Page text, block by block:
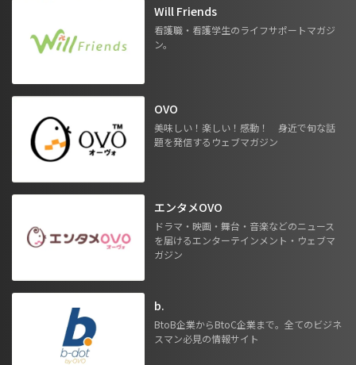
Will Friends
看護職・看護学生のライフサポートマガジ
ン。
OVO
美味しい！楽しい！感動！ 身近で旬な話
題を発信するウェブマガジン
エンタメOVO
ドラマ・映画・舞台・音楽などのニュース
を届けるエンターテインメント・ウェブマ
ガジン
b.
BtoB企業からBtoC企業まで。全てのビジネ
スマン必見の情報サイト